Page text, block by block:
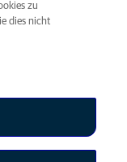
Inc © 2026
zu
dies nicht